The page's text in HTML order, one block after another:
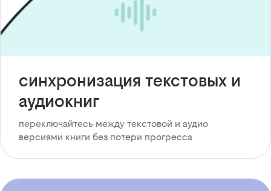
синхронизация текстовых и
аудиокниг
переключайтесь между текстовой и аудио
версиями книги без потери прогресса